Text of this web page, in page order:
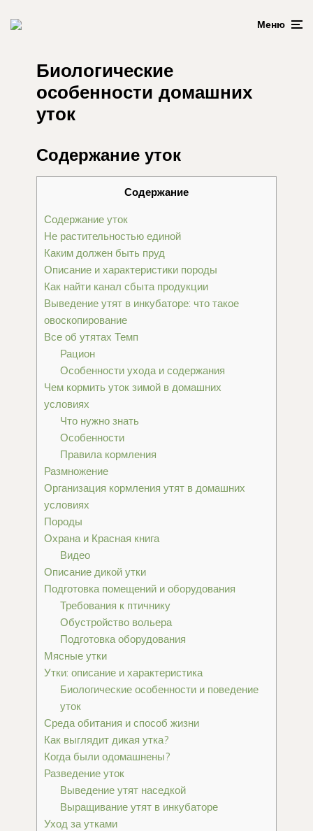
Меню
Биологические
особенности домашних
уток
Содержание уток
Содержание
Содержание уток
Не растительностью единой
Каким должен быть пруд
Описание и характеристики породы
Как найти канал сбыта продукции
Выведение утят в инкубаторе: что такое
овоскопирование
Все об утятах Темп
Рацион
Особенности ухода и содержания
Чем кормить уток зимой в домашних
условиях
Что нужно знать
Особенности
Правила кормления
Размножение
Организация кормления утят в домашних
условиях
Породы
Охрана и Красная книга
Видео
Описание дикой утки
Подготовка помещений и оборудования
Требования к птичнику
Обустройство вольера
Подготовка оборудования
Мясные утки
Утки: описание и характеристика
Биологические особенности и поведение
уток
Среда обитания и способ жизни
Как выглядит дикая утка?
Когда были одомашнены?
Разведение уток
Выведение утят наседкой
Выращивание утят в инкубаторе
Уход за утками